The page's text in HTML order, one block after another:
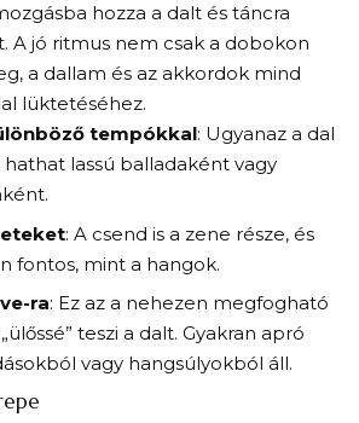
hozza a dalt és táncra
A jó ritmus nem csak a dobokon
a dallam és az akkordok mind
lüktetéséhez.
tempókkal: Ugyanaz a dal
lassú balladaként vagy
: A csend is a zene része, és
fontos, mint a hangok.
ra: Ez az a nehezen megfogható
teszi a dalt. Gyakran apró
vagy hangsúlyokból áll.